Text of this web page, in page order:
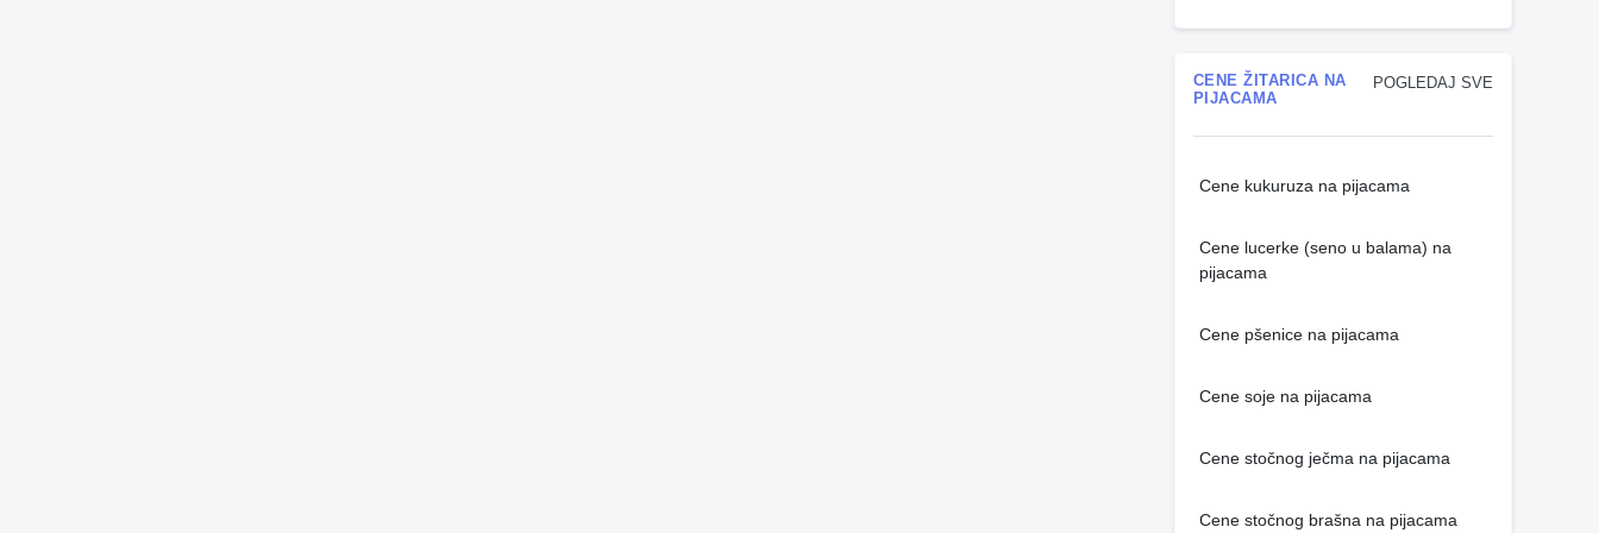
POGLEDAJ SVE
CENE ŽITARICA NA
PIJACAMA
Cene kukuruza na pijacama
Cene lucerke (seno u balama) na
pijacama
Cene pšenice na pijacama
Cene soje na pijacama
Cene stočnog ječma na pijacama
Cene stočnog brašna na pijacama